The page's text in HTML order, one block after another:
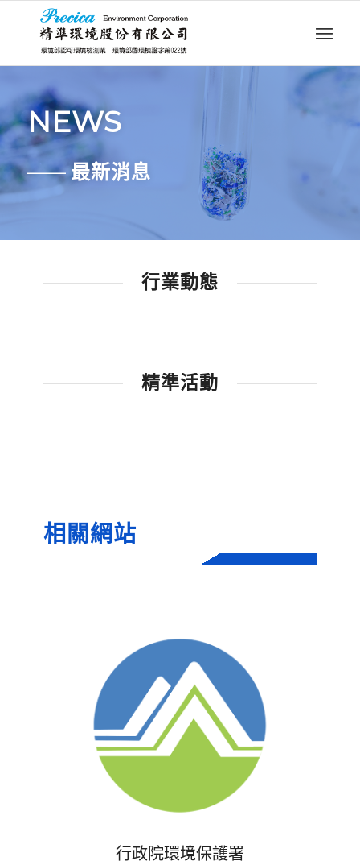
NEWS
—— 最新消息
行業動態
精準活動
相關網站
行政院環境保護署